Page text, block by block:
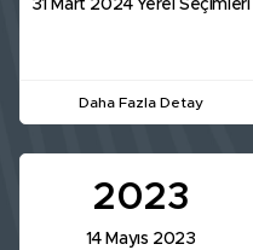
31 Mart 2024 Yerel Seçimleri
Daha Fazla Detay
2023
14 Mayıs 2023